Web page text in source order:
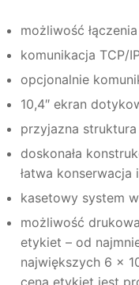
możliwość
komunikacja TCP/
opcjonalnie
10,4″ ekran
przyjazna struktura
doskonała
łatwa konserwacja
kasetowy system
możliwość
etykiet – od
największych 6 x
cena etykiet jest